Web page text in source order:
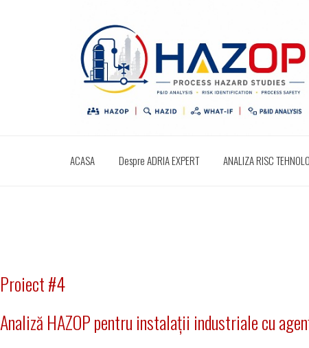
ACASA Despre ADRIA EXPERT ANALIZA RISC
Proiect #4
Analiză HAZOP pentru instalații industriale cu